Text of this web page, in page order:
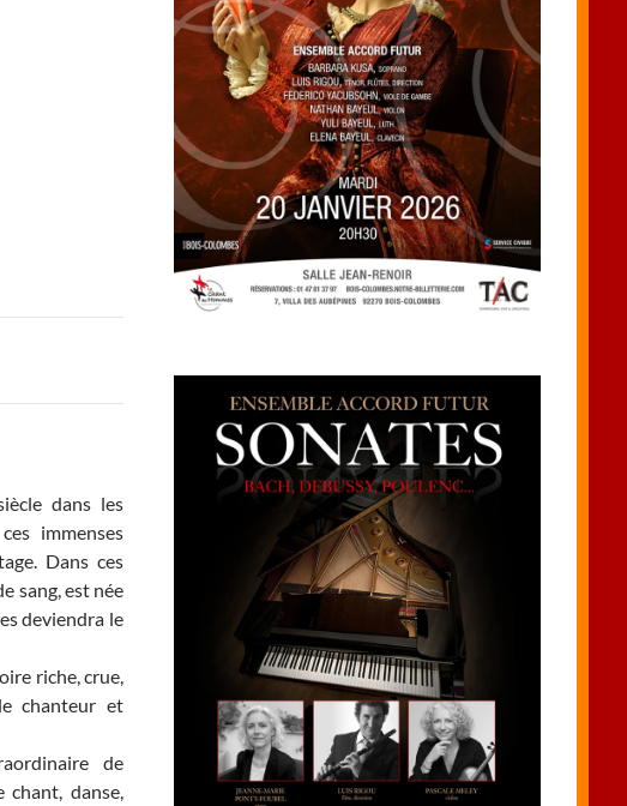
dans les
, ces immenses
Dans ces
sang, est née
deviendra le
riche, crue,
chanteur et
de
danse,